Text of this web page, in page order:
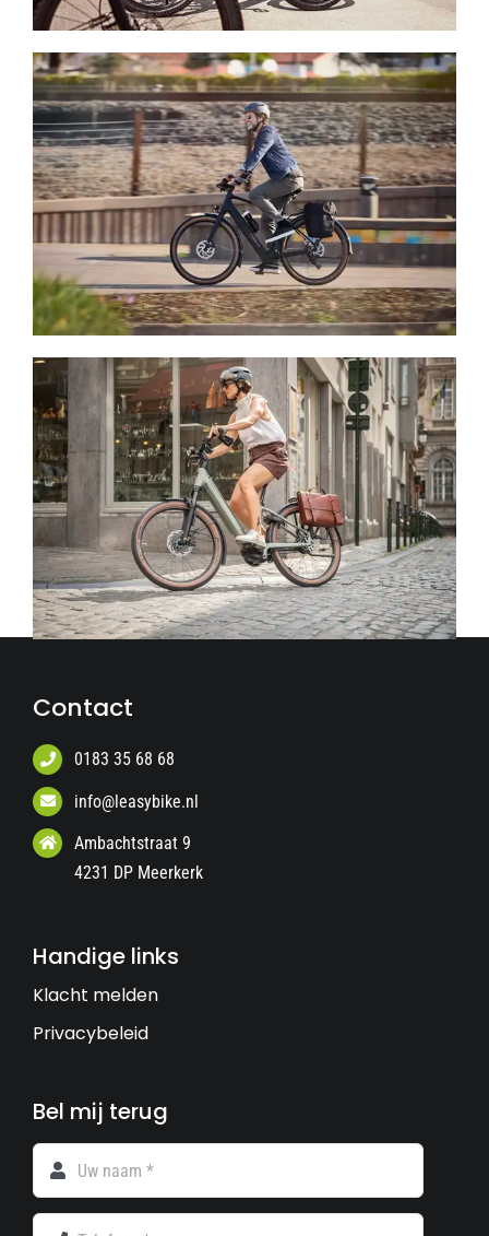
Contact
0183 35 68 68
info@leasybike.nl
Ambachtstraat 9
4231 DP Meerkerk
Handige links
Klacht melden
Privacybeleid
Bel mij terug